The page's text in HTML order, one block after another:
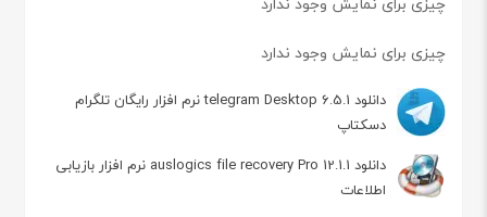
چیزی برای نمایش وجود ندارد
دانلود telegram Desktop 6.5.1 نرم افزار رایگان تلگرام
دسکتاپ
دانلود auslogics file recovery Pro 12.1.1 نرم افزار بازیابی
اطلاعات